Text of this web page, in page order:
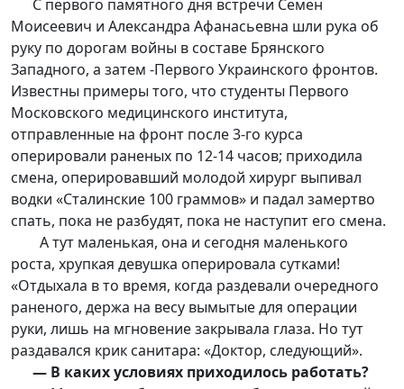
С первого памятного дня встречи Семён
Моисеевич и Александра Афанасьевна шли рука об
руку по дорогам войны в составе Брянского
Западного, а затем -Первого Украинского фронтов.
Известны примеры того, что студенты Первого
Московского медицинского института,
отправленные на фронт после 3-го курса
оперировали раненых по 12-14 часов; приходила
смена, оперировавший молодой хирург выпивал
водки «Сталинские 100 граммов» и падал замертво
спать, пока не разбудят, пока не наступит его смена.
А тут маленькая, она и сегодня маленького
роста, хрупкая девушка оперировала сутками!
«Отдыхала в то время, когда раздевали очередного
раненого, держа на весу вымытые для операции
руки, лишь на мгновение закрывала глаза. Но тут
раздавался крик санитара: «Доктор, следующий».
— В каких условиях приходилось работать?